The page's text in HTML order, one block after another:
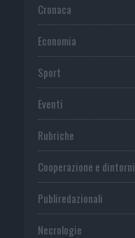
Cronaca
Economia
Sport
Eventi
Rubriche
Cooperazione e dintorni
Publiredazionali
Necrologie